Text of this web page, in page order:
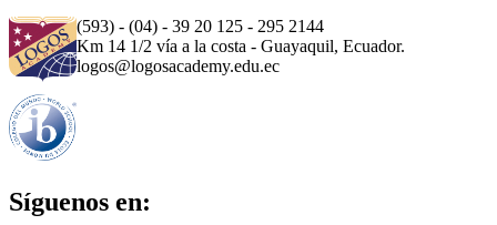
(593) - (04) - 39 20 125 - 295 2144
Km 14 1/2 vía a la costa - Guayaquil, Ecuador.
logos@logosacademy.edu.ec
Síguenos en: